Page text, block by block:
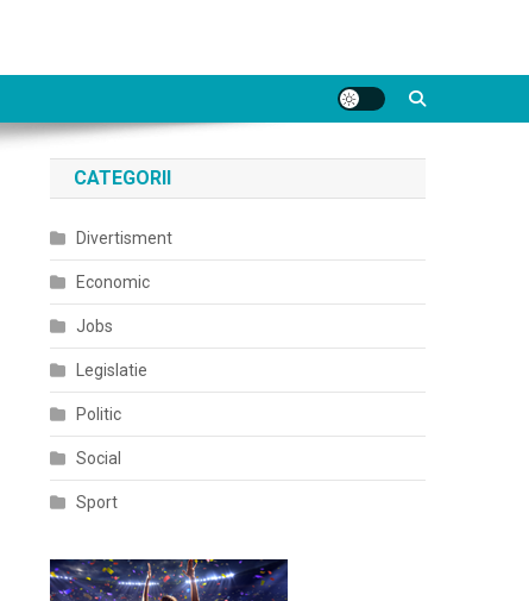
CATEGORII
Divertisment
Economic
Jobs
Legislatie
Politic
Social
Sport